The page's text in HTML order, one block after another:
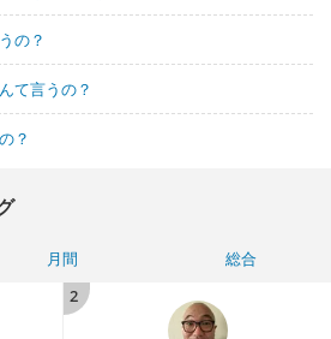
の？
て言うの？
？
月間
総合
2